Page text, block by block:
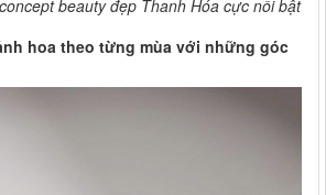
beauty đẹp Thanh Hóa cực nổi bật
hoa theo từng mùa với những góc